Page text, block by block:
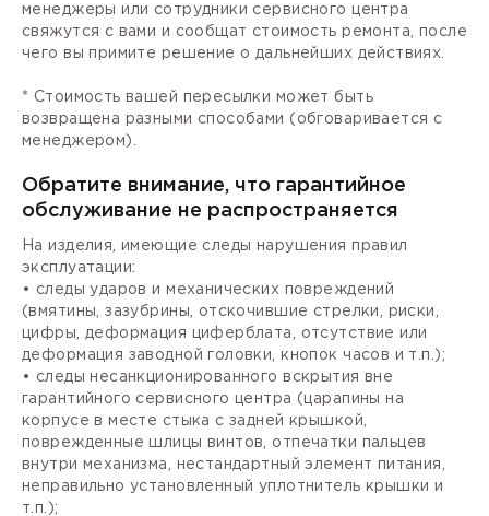
менеджеры или сотрудники сервисного центра
свяжутся с вами и сообщат стоимость ремонта, после
чего вы примите решение о дальнейших действиях.
* Стоимость вашей пересылки может быть
возвращена разными способами (обговаривается с
менеджером).
Обратите внимание, что гарантийное
обслуживание не распространяется
На изделия, имеющие следы нарушения правил
эксплуатации:
• следы ударов и механических повреждений
(вмятины, зазубрины, отскочившие стрелки, риски,
цифры, деформация циферблата, отсутствие или
деформация заводной головки, кнопок часов и т.п.);
• следы несанкционированного вскрытия вне
гарантийного сервисного центра (царапины на
корпусе в месте стыка с задней крышкой,
поврежденные шлицы винтов, отпечатки пальцев
внутри механизма, нестандартный элемент питания,
неправильно установленный уплотнитель крышки и
т.п.);